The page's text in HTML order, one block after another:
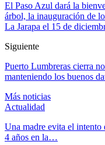
El Paso Azul dará la
árbol, la inauguración de
La Jarapa el 15 de
Siguiente
Puerto Lumbreras cierra
manteniendo los buenos
Más noticias
Actualidad
Una madre evita el intento
4 años en la…